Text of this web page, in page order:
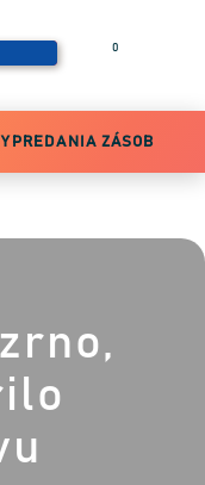
0
ZÁSOB